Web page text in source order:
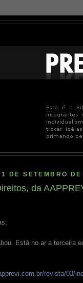
DE SETEMBRO
da
Está no ar a terceira
revista/03/